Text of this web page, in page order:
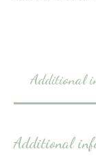
Additional
Additional